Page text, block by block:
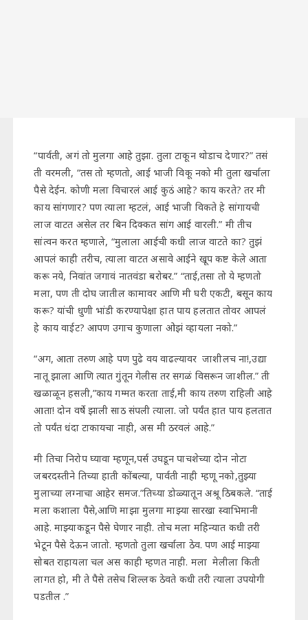
“पार्वती, अगं तो मुलगा आहे तुझा. तुला टाकून थोडाच देणार?” तसं
ती वरमली, “तस तो म्हणतो, आई भाजी विकू नको मी तुला खर्चाला
पैसे देईन. कोणी मला विचारलं आई कुठं आहे? काय करते? तर मी
काय सांगणार? पण त्याला म्हटलं, आई भाजी विकते हे सांगायची
लाज वाटत असेल तर बिन दिक्कत सांग आई वारली.” मी तीच
सांत्वन करत म्हणाले, “मुलाला आईची कधी लाज वाटते का? तुझं
आपलं काही तरीच, त्याला वाटत असावे आईने खूप कष्ट केले आता
करू नये, निवांत जगावं नातवंडा बरोबर.” “ताई,तसा तो ये म्हणतो
मला, पण ती दोघ जातील कामावर आणि मी घरी एकटी, बसून काय
करू? यांची धुणी भांडी करण्यापेक्षा हात पाय हलतात तोवर आपलं
हे काय वाईट? आपण उगाच कुणाला ओझं व्हायला नको.”
“अग, आता तरुण आहे पण पुढे वय वाढल्यावर जाशीलच ना!,उद्या
नातू झाला आणि त्यात गुंतून गेलीस तर सगळं विसरून जाशील.” ती
खळाळून हसली,”काय गम्मत करता ताई,मी काय तरुण राहिली आहे
आता! दोन वर्षे झाली साठ संपली त्याला. जो पर्यंत हात पाय हलतात
तो पर्यंत धंदा टाकायचा नाही, अस मी ठरवलं आहे.”
मी तिचा निरोप घ्यावा म्हणून,पर्स उघडून पाचशेच्या दोन नोटा
जबरदस्तीने तिच्या हाती कोंबल्या, पार्वती नाही म्हणू नको,तुझ्या
मुलाच्या लग्नाचा आहेर समज.”तिच्या डोळ्यातून अश्रू ठिबकले. “ताई
मला कशाला पैसे,आणि माझा मुलगा माझ्या सारखा स्वाभिमानी
आहे. माझ्याकडून पैसे घेणार नाही. तोच मला महिन्यात कधी तरी
भेटून पैसे देऊन जातो. म्हणतो तुला खर्चाला ठेव. पण आई माझ्या
सोबत राहायला चल अस काही म्हणत नाही. मला मेलीला किती
लागत हो, मी ते पैसे तसेच शिल्लक ठेवते कधी तरी त्याला उपयोगी
पडतील .”